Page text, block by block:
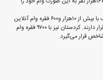
در این بین استان‌های تهران و اصفهان هر یک با بیش از ۱۰هزار و۶۰۰ فقره وام آنلاین
در صدر جدول استان‌ها از منظر این شاخص قرار دارند. کردستان نیز با ۹۷۰۰ فقره وام
قرار می‌گیرد.